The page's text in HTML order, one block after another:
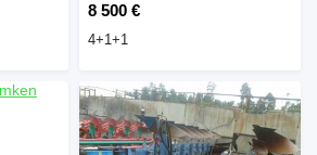
8 500 €
4+1+1